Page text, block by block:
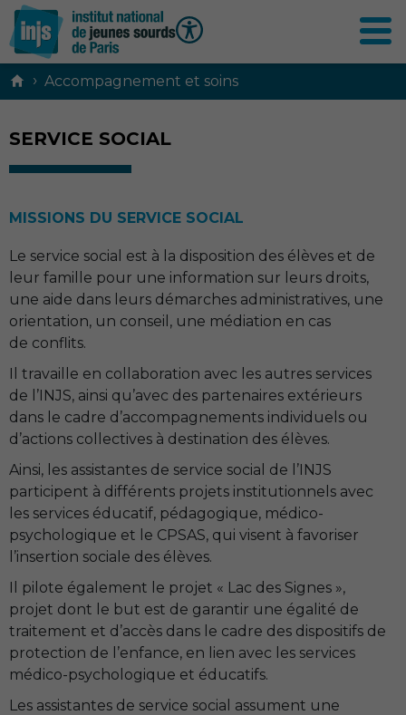
Contenu
› Accompagnement et soins
SERVICE SOCIAL
MISSIONS DU SERVICE SOCIAL
Le service social est à la disposition des élèves et de
leur famille pour une information sur leurs droits,
une aide dans leurs démarches administratives, une
orientation, un conseil, une médiation en cas
de conflits.
Il travaille en collaboration avec les autres services
de l’INJS, ainsi qu’avec des partenaires extérieurs
dans le cadre d’accompagnements individuels ou
d’actions collectives à destination des élèves.
Ainsi, les assistantes de service social de l’INJS
participent à différents projets institutionnels avec
les services éducatif, pédagogique, médico-
psychologique et le CPSAS, qui visent à favoriser
l’insertion sociale des élèves.
Il pilote également le projet « Lac des Signes »,
projet dont le but est de garantir une égalité de
traitement et d’accès dans le cadre des dispositifs de
protection de l’enfance, en lien avec les services
médico-psychologique et éducatifs.
Les assistantes de service social assument une